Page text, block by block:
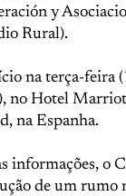
y
Rural).
na terça-feira
no Hotel
na Espanha.
informações, o
de um rumo